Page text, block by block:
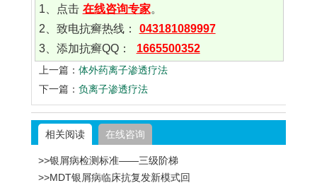
1、点击 在线咨询专家。
2、致电抗癣热线：
043181089997
3、添加抗癣QQ：
1665500352
上一篇： 体外药离子渗透疗法
下一篇： 负离子渗透疗法
相关阅读 在线咨询
>>银屑病检测标准——三级阶梯
>>MDT银屑病临床抗复发新模式回